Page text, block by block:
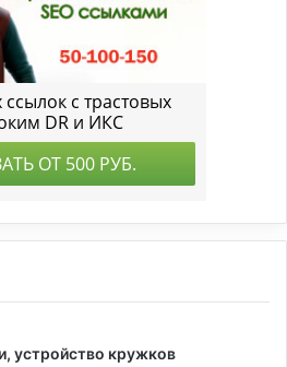
устройство кружков